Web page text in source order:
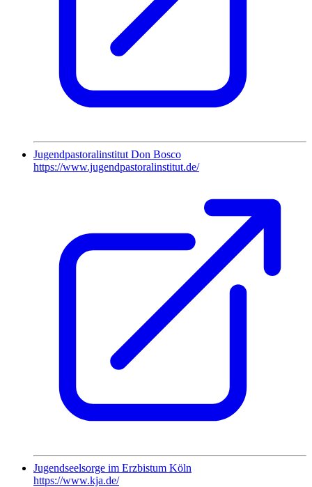
Jugendpastoralinstitut Don Bosco
https://www.jugendpastoralinstitut.de/
Jugendseelsorge im Erzbistum Köln
https://www.kja.de/